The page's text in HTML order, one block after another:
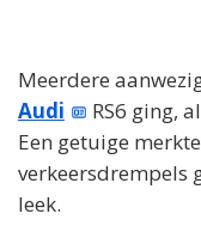
Meerdere
Audi
RS6 ging,
Een getuige
verkeersdrempels
leek.